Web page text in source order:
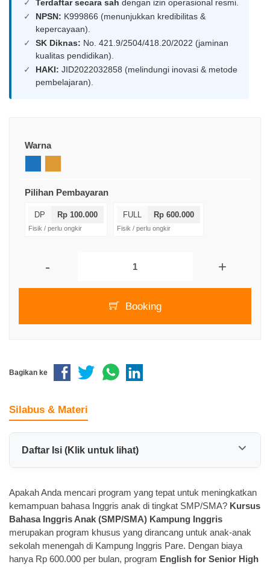
Terdaftar secara sah dengan izin operasional resmi.
NPSN: K999866 (menunjukkan kredibilitas &
kepercayaan).
SK Diknas: No. 421.9/2504/418.20/2022 (jaminan
kualitas pendidikan).
HAKI: JID2022032858 (melindungi inovasi & metode
pembelajaran).
Warna
Pilihan Pembayaran
DP Rp 100.000
Fisik / perlu ongkir
FULL Rp 600.000
Fisik / perlu ongkir
- +
Booking
Bagikan ke
Silabus & Materi
Daftar Isi (Klik untuk lihat)
Apakah Anda mencari program yang tepat untuk meningkatkan
kemampuan bahasa Inggris anak di tingkat SMP/SMA? Kursus
Bahasa Inggris Anak (SMP/SMA) Kampung Inggris
merupakan program khusus yang dirancang untuk anak-anak
sekolah menengah di Kampung Inggris Pare. Dengan biaya
hanya Rp 600.000 per bulan, program English for Senior High